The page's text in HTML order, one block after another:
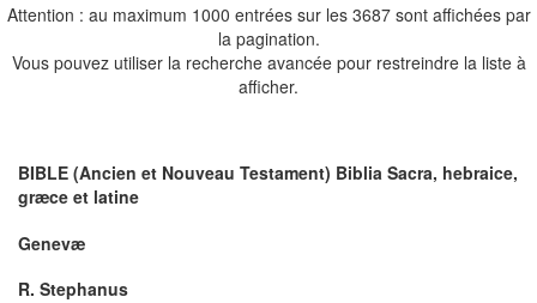
Attention : au maximum 1000 entrées sur les 3687 sont affichées par
la pagination.
Vous pouvez utiliser la recherche avancée pour restreindre la liste à
afficher.
BIBLE (Ancien et Nouveau Testament) Biblia Sacra, hebraice,
græce et latine
Genevæ
R. Stephanus